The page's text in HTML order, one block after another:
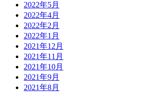
2022年5月
2022年4月
2022年2月
2022年1月
2021年12月
2021年11月
2021年10月
2021年9月
2021年8月